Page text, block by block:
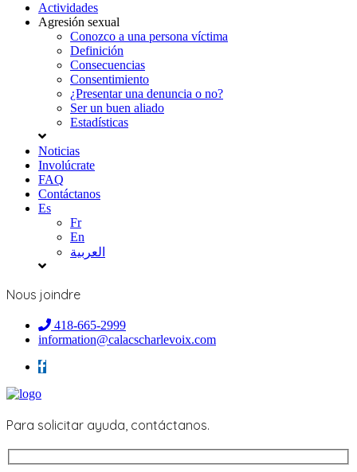
Actividades
Agresión sexual
Conozco a una persona víctima
Definición
Consecuencias
Consentimiento
¿Presentar una denuncia o no?
Ser un buen aliado
Estadísticas
Noticias
Involúcrate
FAQ
Contáctanos
Es
Fr
En
العربية
Nous joindre
418-665-2999
information@calacscharlevoix.com
Para solicitar ayuda, contáctanos.